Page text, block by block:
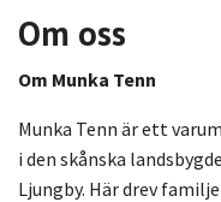
Om oss
Om Munka Tenn
Munka Tenn är ett
i den skånska
Ljungby. Här drev